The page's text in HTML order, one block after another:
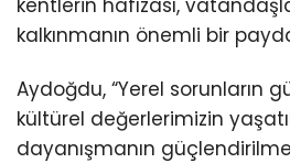
kentlerin hafızası,
kalkınmanın önemli bir
Aydoğdu, “Yerel sorunların
kültürel değerlerimizin
dayanışmanın